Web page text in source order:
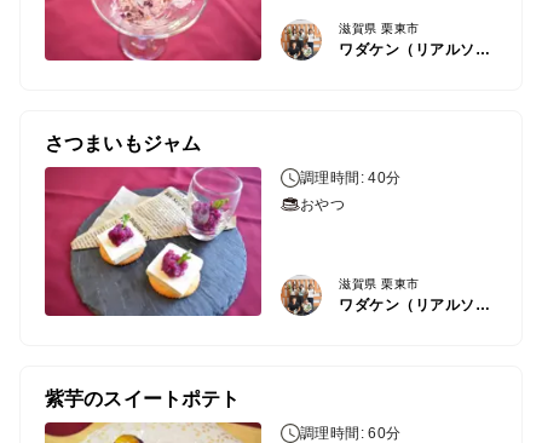
滋賀県 栗東市
ワダケン（リアルソイルハウス）
さつまいもジャム
調理時間: 40分
おやつ
滋賀県 栗東市
ワダケン（リアルソイルハウス）
紫芋のスイートポテト
調理時間: 60分